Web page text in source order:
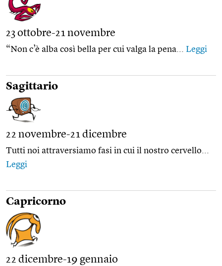
23 ottobre-21 novembre
“Non c’è alba così bella per cui valga la pena... Leggi
Sagittario
22 novembre-21 dicembre
Tutti noi attraversiamo fasi in cui il nostro cervello...
Leggi
Capricorno
22 dicembre-19 gennaio